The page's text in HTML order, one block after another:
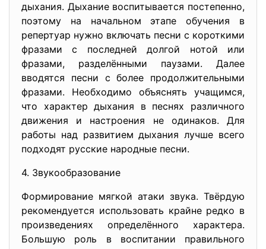
дыхания. Дыхание воспитывается постепенно,
поэтому на начальном этапе обучения в
репертуар нужно включать песни с короткими
фразами с последней долгой нотой или
фразами, разделёнными паузами. Далее
вводятся песни с более продолжительными
фразами. Необходимо объяснять учащимся,
что характер дыхания в песнях различного
движения и настроения не одинаков. Для
работы над развитием дыхания лучше всего
подходят русские народные песни.
4. Звукообразование
Формирование мягкой атаки звука. Твёрдую
рекомендуется использовать крайне редко в
произведениях определённого характера.
Большую роль в воспитании правильного